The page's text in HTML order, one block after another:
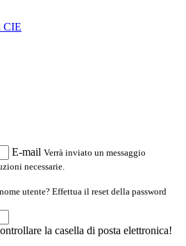
CIE
E-mail Verrà inviato un messaggio
necessarie.
utente? Effettua il reset della password
la casella di posta elettronica!